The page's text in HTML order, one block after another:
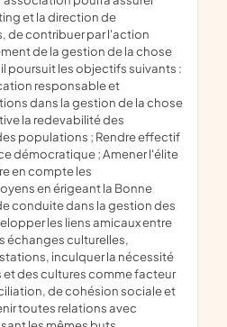
et la direction de
de contribuer par l'action
de la gestion de la chose
poursuit les objectifs suivants :
responsable et
dans la gestion de la chose
la redevabilité des
populations ; Rendre effectif
démocratique ; Amener l'élite
en compte les
en érigeant la Bonne
conduite dans la gestion des
les liens amicaux entre
échanges culturelles,
inculquer la nécessité
des cultures comme facteur
de cohésion sociale et
toutes relations avec